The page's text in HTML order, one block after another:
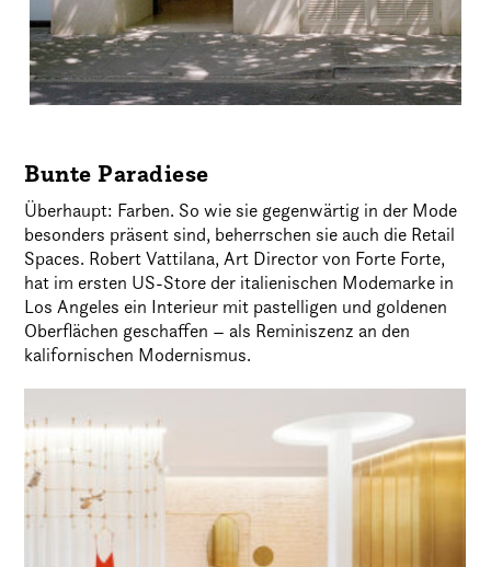
Bunte Paradiese
Überhaupt: Farben. So wie sie gegenwärtig in der Mode
besonders präsent sind, beherrschen sie auch die Retail
Spaces. Robert Vattilana, Art Director von Forte Forte,
hat im ersten US-Store der italienischen Modemarke in
Los Angeles ein Interieur mit pastelligen und goldenen
Oberflächen geschaffen – als Reminiszenz an den
kalifornischen Modernismus.